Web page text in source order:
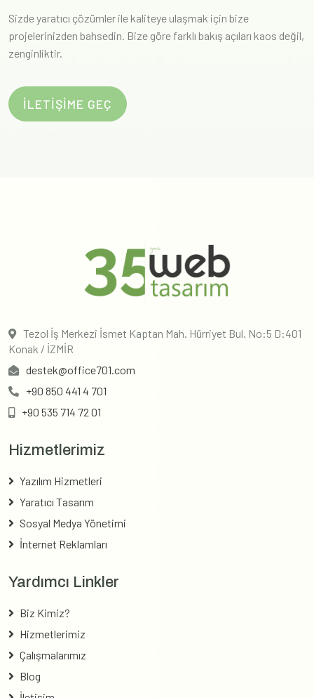
Sizde yaratıcı çözümler ile kaliteye ulaşmak için bize
projelerinizden bahsedin. Bize göre farklı bakış açıları kaos değil,
zenginliktir.
İLETİŞİME GEÇ
Tezol İş Merkezi İsmet Kaptan Mah. Hürriyet Bul. No:5 D:401
Konak / İZMİR
destek@office701.com
+90 850 441 4 701
+90 535 714 72 01
Hizmetlerimiz
Yazılım Hizmetleri
Yaratıcı Tasarım
Sosyal Medya Yönetimi
İnternet Reklamları
Yardımcı Linkler
Biz Kimiz?
Hizmetlerimiz
Çalışmalarımız
Blog